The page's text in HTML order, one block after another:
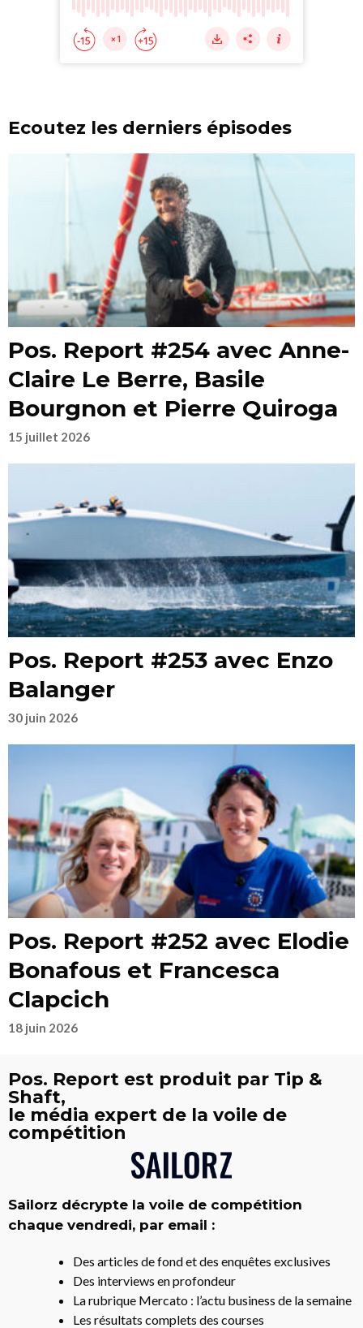
Ecoutez les derniers épisodes
Pos. Report #254 avec Anne-
Claire Le Berre, Basile
Bourgnon et Pierre Quiroga
15 juillet 2026
Pos. Report #253 avec Enzo
Balanger
30 juin 2026
Pos. Report #252 avec Elodie
Bonafous et Francesca
Clapcich
18 juin 2026
Pos. Report est produit par Tip &
Shaft,
le média expert de la voile de
compétition
Sailorz décrypte la voile de compétition
chaque vendredi, par email :
Des articles de fond et des enquêtes exclusives
Des interviews en profondeur
La rubrique Mercato : l’actu business de la semaine
Les résultats complets des courses